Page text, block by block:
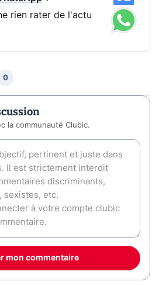
rien rater de l'actu
0
la communauté Clubic.
mon commentaire